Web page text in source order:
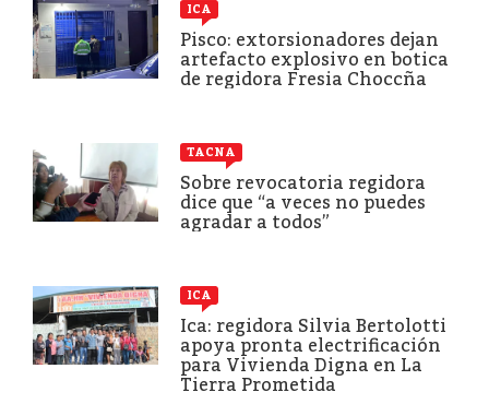
ICA
Pisco: extorsionadores dejan
artefacto explosivo en botica
de regidora Fresia Choccña
TACNA
Sobre revocatoria regidora
dice que “a veces no puedes
agradar a todos”
ICA
Ica: regidora Silvia Bertolotti
apoya pronta electrificación
para Vivienda Digna en La
Tierra Prometida